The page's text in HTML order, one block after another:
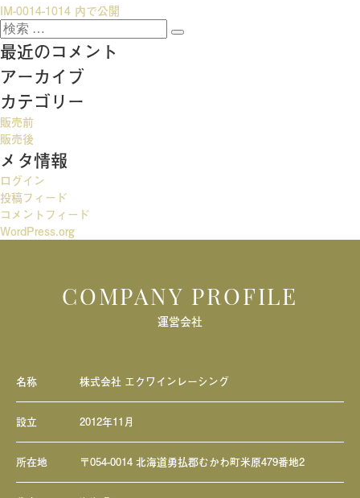
投
稿
ナ
ビ
ゲ
ー
シ
ョ
ン
IM-0014-1014 内で公開
検
索:
検
最近のコメント
アーカイブ
カテゴリー
販売前
販売後
メタ情報
ログイン
投稿フィード
コメントフィード
WordPress.org
COMPANY PROFILE
運営会社
名称 株式会社 エクワインレーシング
設立 2012年11月
所在地 〒054-0014 北海道勇払郡むかわ町米原479番地2